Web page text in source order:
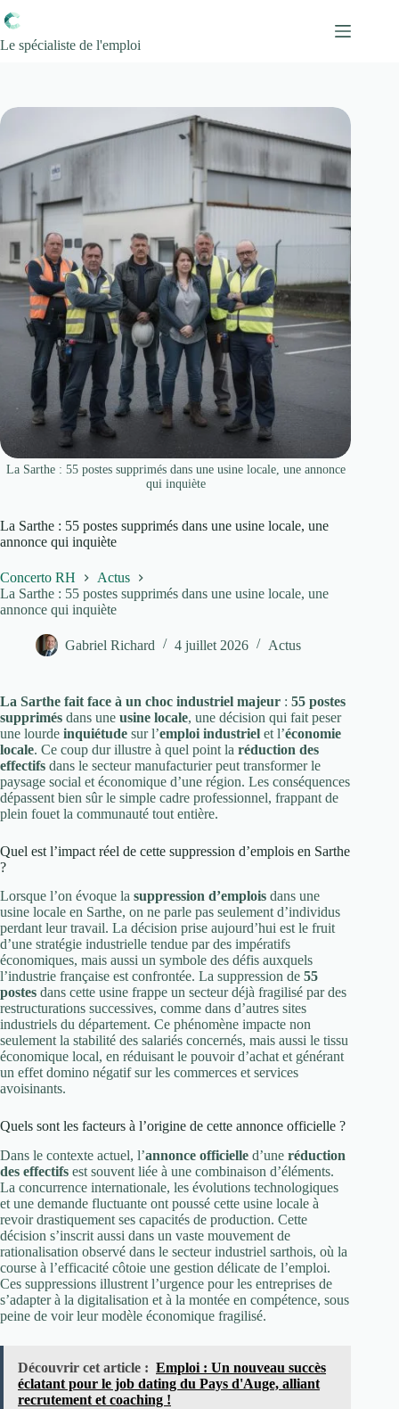
au
contenu
Le spécialiste de l'emploi
La Sarthe : 55 postes supprimés dans une usine locale, une annonce
qui inquiète
La Sarthe : 55 postes supprimés dans une usine locale, une
annonce qui inquiète
Concerto RH
Actus
La Sarthe : 55 postes supprimés dans une usine locale, une
annonce qui inquiète
Gabriel Richard 4 juillet 2026 Actus
La Sarthe fait face à un choc industriel majeur : 55 postes
supprimés dans une usine locale, une décision qui fait peser
une lourde inquiétude sur l’emploi industriel et l’économie
locale. Ce coup dur illustre à quel point la réduction des
effectifs dans le secteur manufacturier peut transformer le
paysage social et économique d’une région. Les conséquences
dépassent bien sûr le simple cadre professionnel, frappant de
plein fouet la communauté tout entière.
Quel est l’impact réel de cette suppression d’emplois en Sarthe
?
Lorsque l’on évoque la suppression d’emplois dans une
usine locale en Sarthe, on ne parle pas seulement d’individus
perdant leur travail. La décision prise aujourd’hui est le fruit
d’une stratégie industrielle tendue par des impératifs
économiques, mais aussi un symbole des défis auxquels
l’industrie française est confrontée. La suppression de 55
postes dans cette usine frappe un secteur déjà fragilisé par des
restructurations successives, comme dans d’autres sites
industriels du département. Ce phénomène impacte non
seulement la stabilité des salariés concernés, mais aussi le tissu
économique local, en réduisant le pouvoir d’achat et générant
un effet domino négatif sur les commerces et services
avoisinants.
Quels sont les facteurs à l’origine de cette annonce officielle ?
Dans le contexte actuel, l’annonce officielle d’une réduction
des effectifs est souvent liée à une combinaison d’éléments.
La concurrence internationale, les évolutions technologiques
et une demande fluctuante ont poussé cette usine locale à
revoir drastiquement ses capacités de production. Cette
décision s’inscrit aussi dans un vaste mouvement de
rationalisation observé dans le secteur industriel sarthois, où la
course à l’efficacité côtoie une gestion délicate de l’emploi.
Ces suppressions illustrent l’urgence pour les entreprises de
s’adapter à la digitalisation et à la montée en compétence, sous
peine de voir leur modèle économique fragilisé.
Découvrir cet article : Emploi : Un nouveau succès
éclatant pour le job dating du Pays d'Auge, alliant
recrutement et coaching !